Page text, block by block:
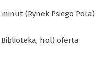
minut (Rynek Psiego Pola)
Biblioteka, hol) oferta